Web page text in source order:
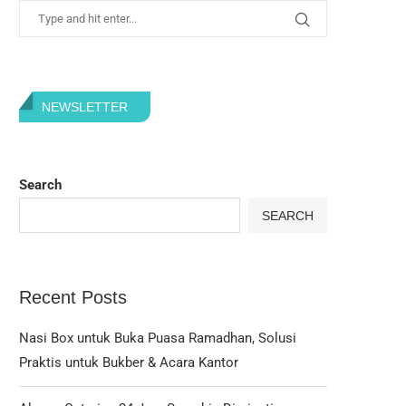
NEWSLETTER
Search
SEARCH
Recent Posts
Nasi Box untuk Buka Puasa Ramadhan, Solusi
Praktis untuk Bukber & Acara Kantor